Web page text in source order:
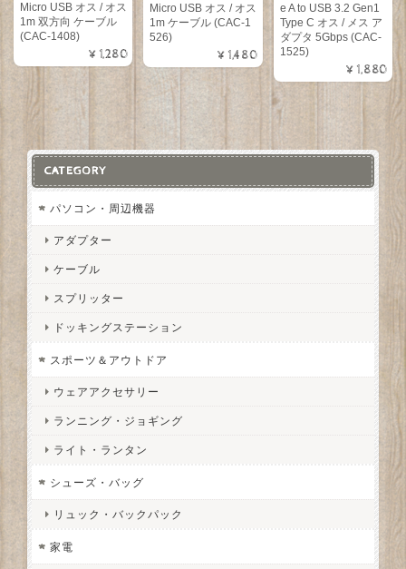
Micro USB オス / オス
1m 双方向 ケーブル
(CAC-1408)
¥1,280
Micro USB オス / オス
1m ケーブル (CAC-1
526)
¥1,480
e A to USB 3.2 Gen1
Type C オス / メス ア
ダプタ 5Gbps (CAC-
1525)
¥1,880
CATEGORY
パソコン・周辺機器
アダプター
ケーブル
スプリッター
ドッキングステーション
スポーツ＆アウトドア
ウェアアクセサリー
ランニング・ジョギング
ライト・ランタン
シューズ・バッグ
リュック・バックパック
家電